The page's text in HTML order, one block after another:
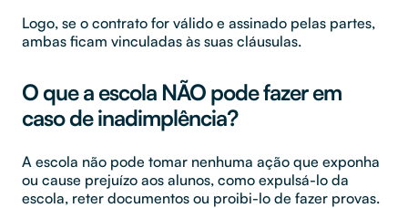
Logo, se o contrato for válido e assinado pelas partes,
ambas ficam vinculadas às suas cláusulas.
O que a escola NÃO pode fazer em
caso de inadimplência?
A escola não pode tomar nenhuma ação que exponha
ou cause prejuízo aos alunos, como expulsá-lo da
escola, reter documentos ou proibi-lo de fazer provas.